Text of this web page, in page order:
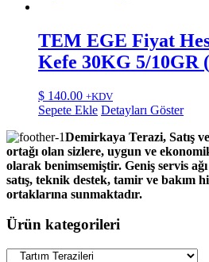
TEM EGE Fiyat
Kefe 30KG 5/10GR
$ 140.00 +KDV
Sepete Ekle Detayları Göster
Demirkaya Terazi, Satış
ortağı olan sizlere, uygun ve
olarak benimsemiştir. Geniş servis
satış, teknik destek, tamir ve bakım
ortaklarına sunmaktadır.
Ürün kategorileri